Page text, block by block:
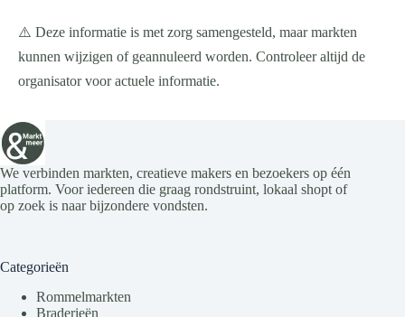
⚠️ Deze informatie is met zorg samengesteld, maar markten
kunnen wijzigen of geannuleerd worden. Controleer altijd de
organisator voor actuele informatie.
We verbinden markten, creatieve makers en bezoekers op één
platform. Voor iedereen die graag rondstruint, lokaal shopt of
op zoek is naar bijzondere vondsten.
Categorieën
Rommelmarkten
Braderieën